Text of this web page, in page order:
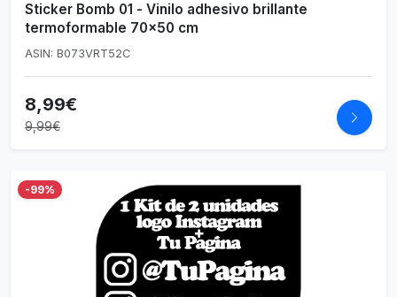
Sticker Bomb 01 - Vinilo adhesivo brillante
termoformable 70x50 cm
ASIN: B073VRT52C
8,99€
9,99€
-99%